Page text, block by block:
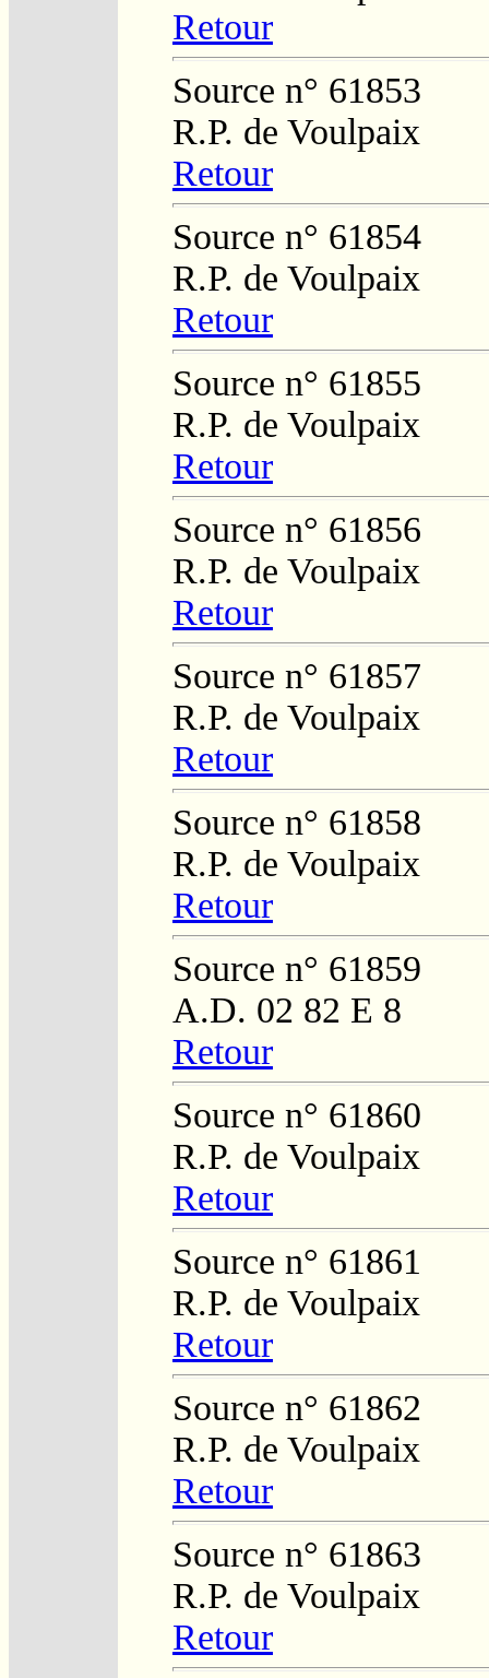
Retour
Source n° 61853
R.P. de Voulpaix
Retour
Source n° 61854
R.P. de Voulpaix
Retour
Source n° 61855
R.P. de Voulpaix
Retour
Source n° 61856
R.P. de Voulpaix
Retour
Source n° 61857
R.P. de Voulpaix
Retour
Source n° 61858
R.P. de Voulpaix
Retour
Source n° 61859
A.D. 02 82 E 8
Retour
Source n° 61860
R.P. de Voulpaix
Retour
Source n° 61861
R.P. de Voulpaix
Retour
Source n° 61862
R.P. de Voulpaix
Retour
Source n° 61863
R.P. de Voulpaix
Retour